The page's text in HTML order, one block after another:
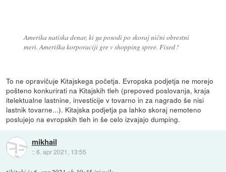
Amerika natiska denar, ki ga posodi po skoraj nični obrestni
meri. Ameriška korporaciji gre v shopping spree. Fixed !
To ne opravičuje Kitajskega početja. Evropska podjetja ne morejo
pošteno konkurirati na Kitajskih tleh (prepoved poslovanja, kraja
itelektualne lastnine, investicije v tovarno in za nagrado še nisi
lastnik tovarne...). Kitajska podjetja pa lahko skoraj nemoteno
poslujejo na evropskih tleh in še celo izvajajo dumping.
mikhail
::6. apr 2021, 13:55